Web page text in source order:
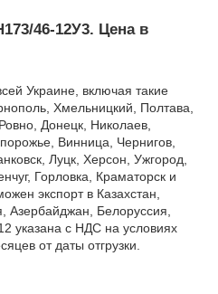
46-12У3. Цена в
Украине, включая такие
Хмельницкий, Полтава,
Донецк, Николаев,
Винница, Чернигов,
Луцк, Херсон, Ужгород,
Горловка, Краматорск и
экспорт в Казахстан,
Азербайджан, Белоруссия,
указана с НДС на условиях
от даты отгрузки.